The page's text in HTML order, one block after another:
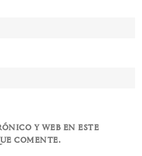
Y WEB EN ESTE
COMENTE.